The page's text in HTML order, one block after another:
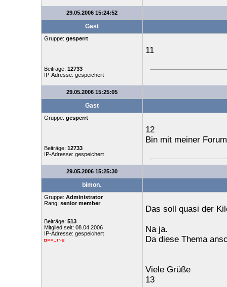
29.05.2006 15:24:52
Gast
Gruppe: gesperrt
Beiträge: 12733
IP-Adresse: gespeichert
11
29.05.2006 15:25:05
Gast
Gruppe: gesperrt
Beiträge: 12733
IP-Adresse: gespeichert
12
Bin mit meiner
29.05.2006 15:25:30
bimon.
Gruppe: Administrator
Rang: senior member
Beiträge: 513
Mitglied seit: 08.04.2006
IP-Adresse: gespeichert
Das soll quasi der
Na ja.
Da diese Thema
Viele Grüße
13